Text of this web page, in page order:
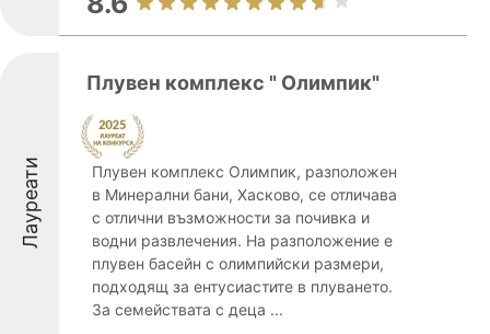
Лауреати
Плувен комплекс " Олимпик"
Плувен комплекс Олимпик, разположен
в Минерални бани, Хасково, се отличава
с отлични възможности за почивка и
водни развлечения. На разположение е
плувен басейн с олимпийски размери,
подходящ за ентусиастите в плуването.
За семействата с деца ...